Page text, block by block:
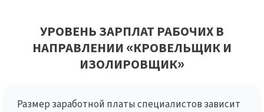
УРОВЕНЬ ЗАРПЛАТ РАБОЧИХ В
НАПРАВЛЕНИИ «КРОВЕЛЬЩИК И
ИЗОЛИРОВЩИК»
Размер заработной платы специалистов зависит